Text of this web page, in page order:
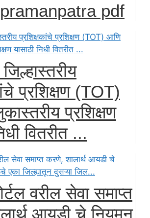
pdf
प्रशिक्षण (TOT)
प्रशिक्षण
वितरीत ...
वरील सेवा समाप्त
आयडी चे नियमन